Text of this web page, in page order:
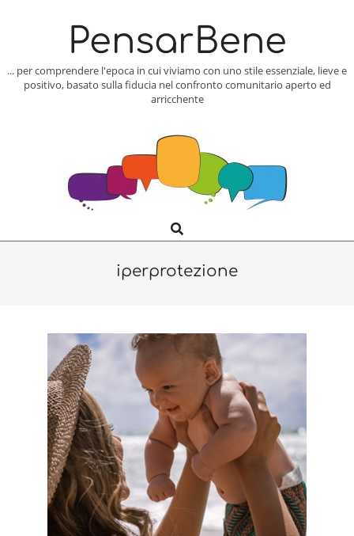
PensarBene
... per comprendere l'epoca in cui viviamo con uno stile essenziale, lieve e
positivo, basato sulla fiducia nel confronto comunitario aperto ed
arricchente
Navigation
Search
iperprotezione